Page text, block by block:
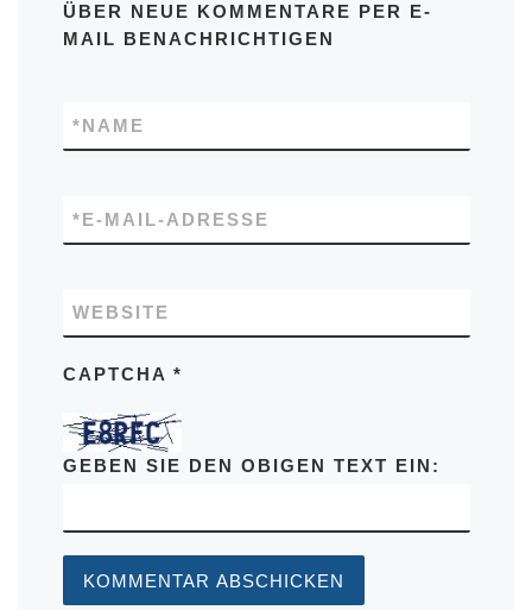
ÜBER NEUE KOMMENTARE PER E-
MAIL BENACHRICHTIGEN
NAME
*
E-MAIL-ADRESSE
*
WEBSITE
CAPTCHA *
GEBEN SIE DEN OBIGEN TEXT EIN: